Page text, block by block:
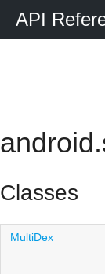
API
Classes
MultiDex